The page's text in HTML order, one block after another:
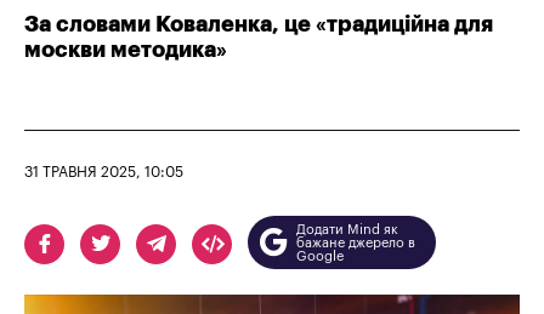
За словами Коваленка, це «традиційна для
москви методика»
31 ТРАВНЯ 2025, 10:05
Додати Mind як
бажане джерело в
Google